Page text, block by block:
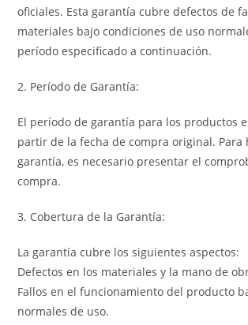
oficiales. Esta garantía cubre defectos de
materiales bajo condiciones de uso
período especificado a continuación.
2. Período de Garantía:
El período de garantía para los productos
partir de la fecha de compra original. Para
garantía, es necesario presentar el
compra.
3. Cobertura de la Garantía:
La garantía cubre los siguientes aspectos:
Defectos en los materiales y la mano de
Fallos en el funcionamiento del producto
normales de uso.